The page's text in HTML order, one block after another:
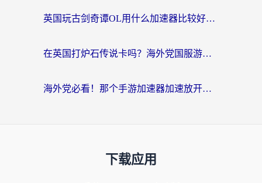
英国玩古剑奇谭OL用什么加速器比较好？留学生亲测有效的国服游戏加速指南
在英国打炉石传说卡吗？海外党国服游戏不卡顿的终极指南
海外党必看！那个手游加速器加速放开那三国3最好？一篇解决国服游戏卡顿难题
下载应用